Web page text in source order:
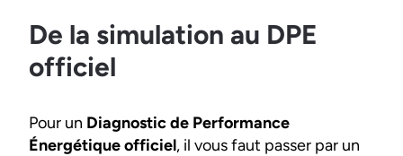
De la simulation au DPE
officiel
Pour un Diagnostic de Performance
Énergétique officiel, il vous faut passer par un